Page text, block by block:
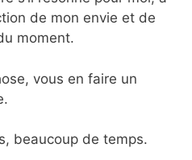
de mon envie et de
moment.
vous en faire un
beaucoup de temps.